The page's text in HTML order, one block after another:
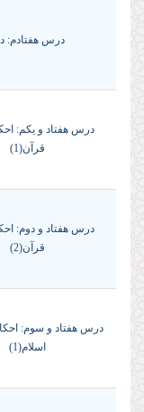
درس هفتادم:
درس هفتاد و یکم:
قرآن(1)
درس هفتاد و دوم:
قرآن(2)
درس هفتاد و سوم:
اسلام(1)